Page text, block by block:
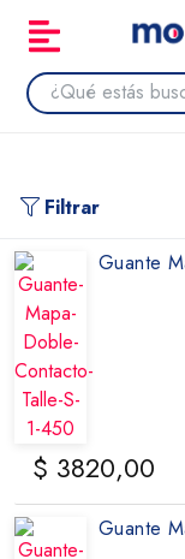
Filtrar
Guante
$ 3820,00
Guante